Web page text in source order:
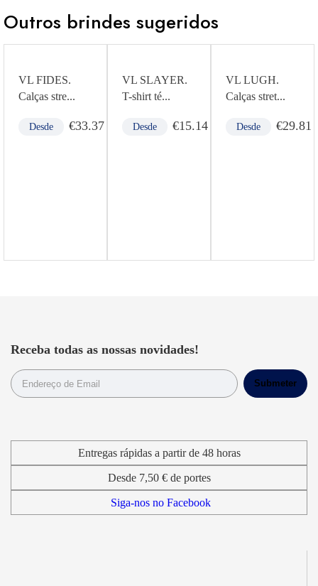
Outros brindes sugeridos
VL FIDES.
Calças stre...
Desde €33.37
VL SLAYER.
T-shirt té...
Desde €15.14
VL LUGH.
Calças stret...
Desde €29.81
Receba todas as nossas novidades!
Entregas rápidas a partir de 48 horas
Desde 7,50 € de portes
Siga-nos no Facebook